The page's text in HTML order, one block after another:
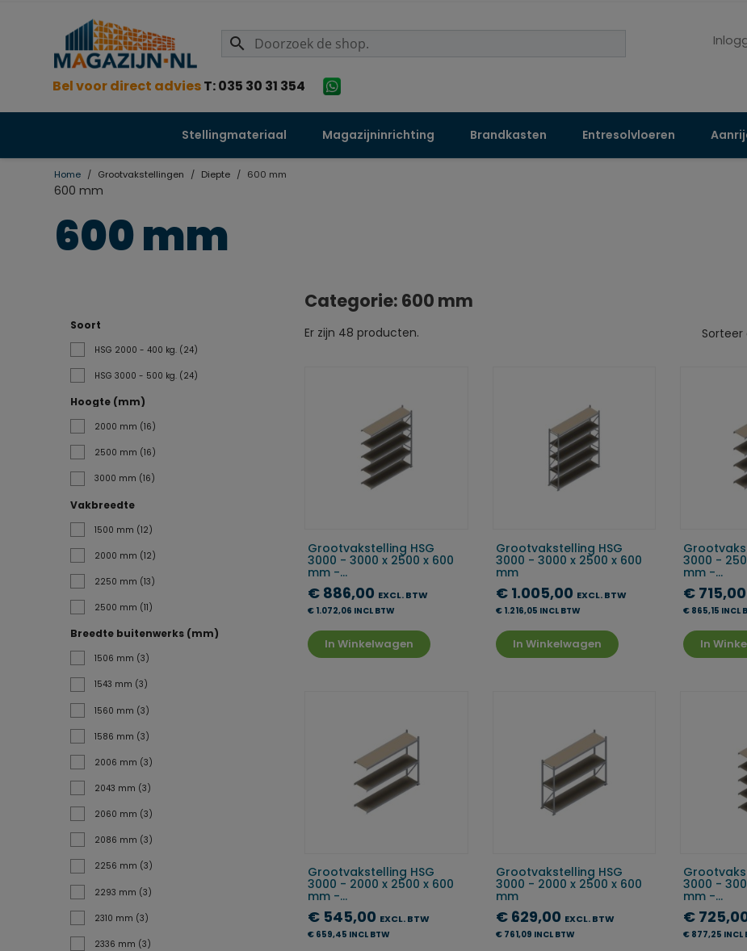
search
Bel voor direct adviesT: 035 30 31 354
Stellingmateriaal Magazijninrichting Brandkasten Entresolvloeren
Home Grootvakstellingen Diepte 600 mm
600 mm
600 mm
Soort
HSG 2000 - 400 kg. (24)
HSG 3000 - 500 kg. (24)
Hoogte (mm)
2000 mm (16)
2500 mm (16)
3000 mm (16)
Vakbreedte
1500 mm (12)
2000 mm (12)
2250 mm (13)
2500 mm (11)
Breedte buitenwerks (mm)
1506 mm (3)
1543 mm (3)
1560 mm (3)
1586 mm (3)
2006 mm (3)
2043 mm (3)
2060 mm (3)
2086 mm (3)
2256 mm (3)
2293 mm (3)
2310 mm (3)
2336 mm (3)
Categorie: 600 mm
Er zijn 48 producten. Sorteer
Grootvakstelling HSG
3000 - 3000 x 2500 x 600
mm -...
€ 886,00 EXCL. BTW
€ 1.072,06 INCL BTW
In Winkelwagen
Grootvakstelling HSG
3000 - 3000 x 2500 x 600
mm
€ 1.005,00 EXCL. BTW
€ 1.216,05 INCL BTW
In Winkelwagen
3000 -
mm -...
€ 715,00
€ 865,15 INCL
In
Grootvakstelling HSG
3000 - 2000 x 2500 x 600
mm -...
€ 545,00 EXCL. BTW
€ 659,45 INCL BTW
Grootvakstelling HSG
3000 - 2000 x 2500 x 600
mm
€ 629,00 EXCL. BTW
€ 761,09 INCL BTW
3000 -
mm -...
€
€ 877,25 INCL